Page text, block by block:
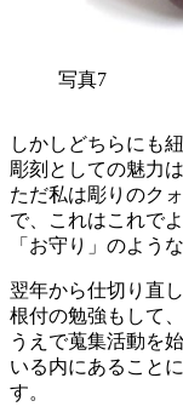
写真7
しかしどちらにも
彫刻としての魅力
ただ私は彫りのク
で、これはこれで
「お守り」のよう
翌年から仕切り直し
根付の勉強もして
うえで蒐集活動を
いる内にあること
す。